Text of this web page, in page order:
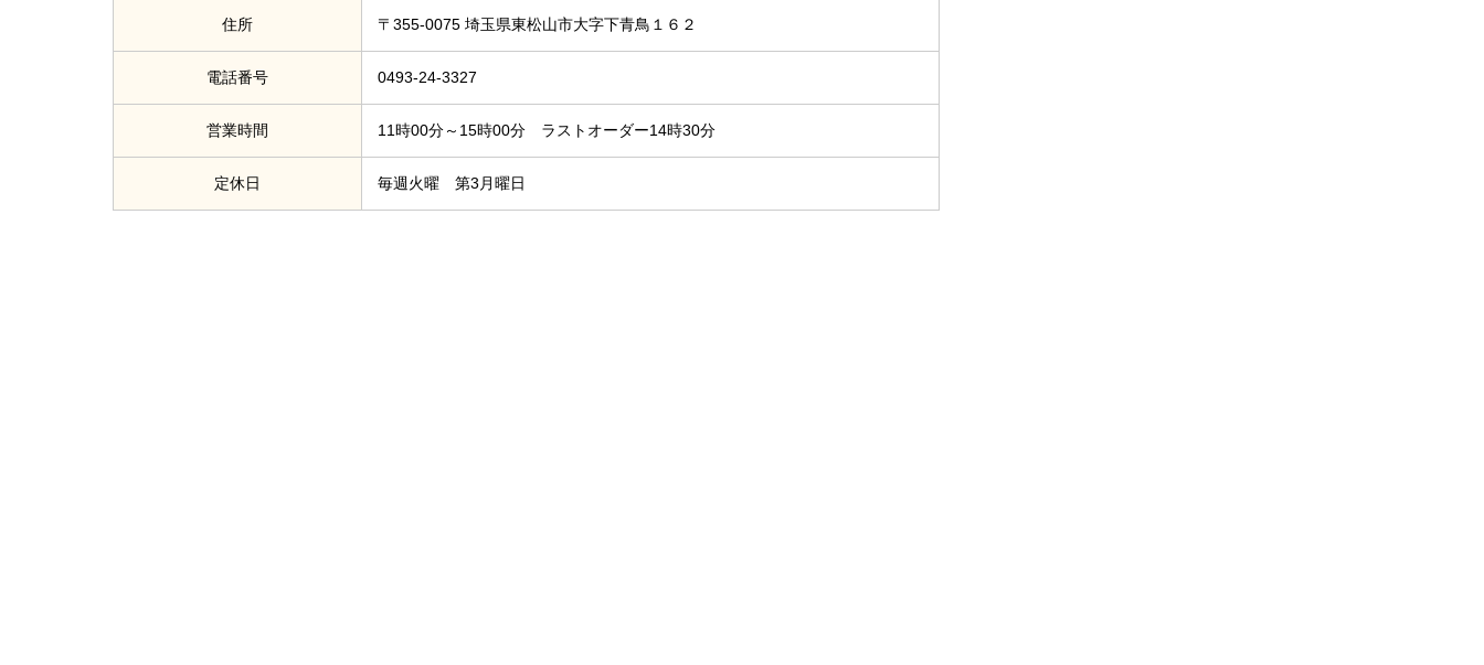
住所 〒355-0075 埼玉県東松山市大字下青鳥１６２
電話番号 0493-24-3327
営業時間 11時00分～15時00分 ラストオーダー14時30分
定休日 毎週火曜 第3月曜日